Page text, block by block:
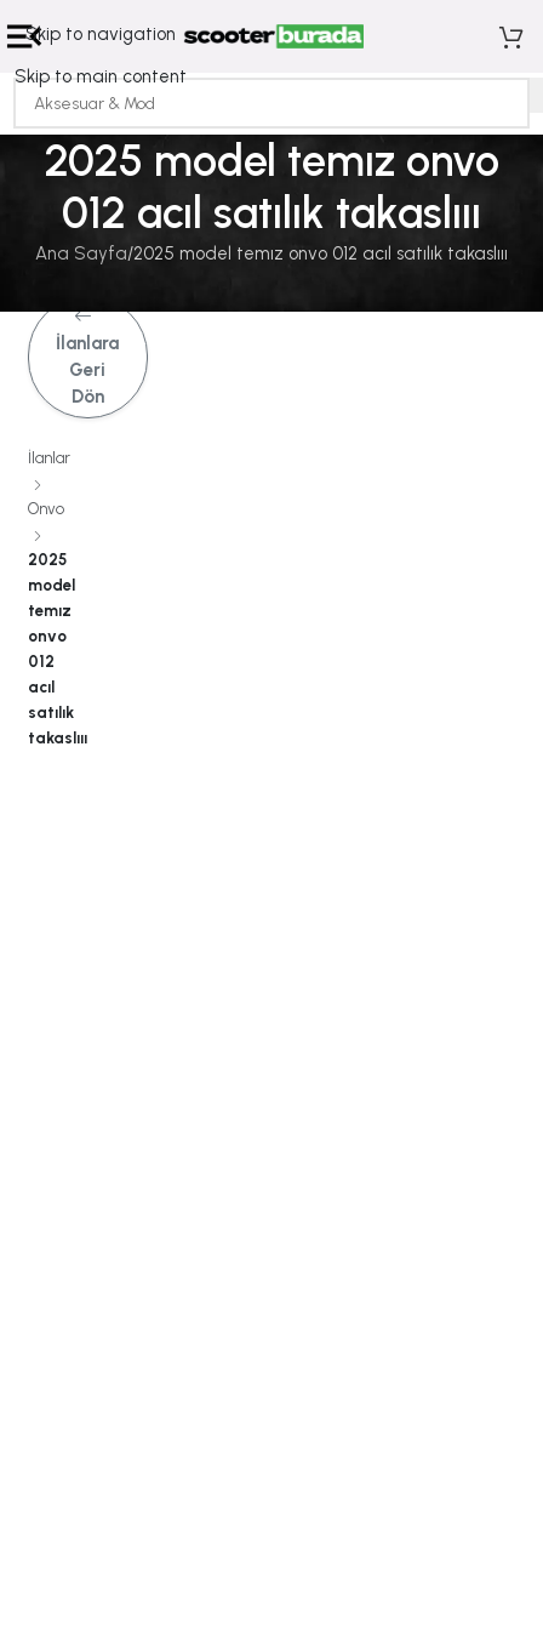
Skip to navigation
Skip to main content
2025 model temız onvo
012 acıl satılık takaslııı
Ana Sayfa 2025 model temız onvo 012 acıl satılık takaslııı
İlanlara
Geri
Dön
İlanlar
Onvo
2025
model
temız
onvo
012
acıl
satılık
takaslııı